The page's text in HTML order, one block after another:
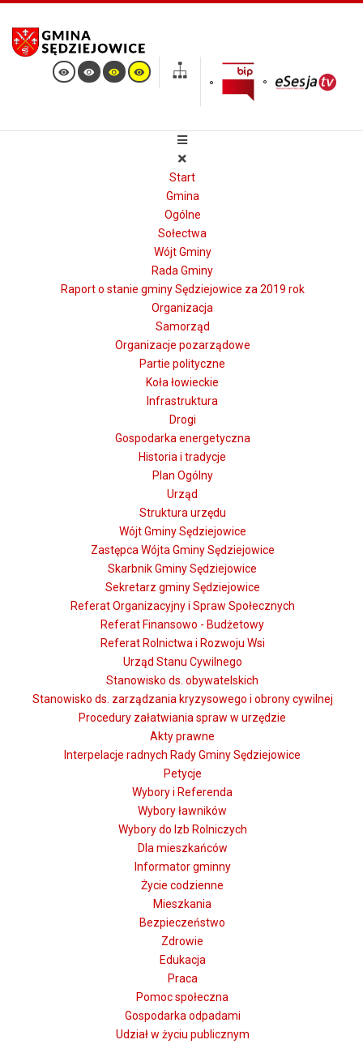
Start
Gmina
Ogólne
Sołectwa
Wójt Gminy
Rada Gminy
Raport o stanie gminy Sędziejowice za 2019 rok
Organizacja
Samorząd
Organizacje pozarządowe
Partie polityczne
Koła łowieckie
Infrastruktura
Drogi
Gospodarka energetyczna
Historia i tradycje
Plan Ogólny
Urząd
Struktura urzędu
Wójt Gminy Sędziejowice
Zastępca Wójta Gminy Sędziejowice
Skarbnik Gminy Sędziejowice
Sekretarz gminy Sędziejowice
Referat Organizacyjny i Spraw Społecznych
Referat Finansowo - Budżetowy
Referat Rolnictwa i Rozwoju Wsi
Urząd Stanu Cywilnego
Stanowisko ds. obywatelskich
Stanowisko ds. zarządzania kryzysowego i obrony cywilnej
Procedury załatwiania spraw w urzędzie
Akty prawne
Interpelacje radnych Rady Gminy Sędziejowice
Petycje
Wybory i Referenda
Wybory ławników
Wybory do Izb Rolniczych
Dla mieszkańców
Informator gminny
Życie codzienne
Mieszkania
Bezpieczeństwo
Zdrowie
Edukacja
Praca
Pomoc społeczna
Gospodarka odpadami
Udział w życiu publicznym